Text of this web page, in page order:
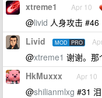
xtreme1 Apr 10
@livid 人身攻击 #46
Livid MOD PRO
@xtreme1 谢谢。那
HkMuxxx Apr 10
@shilianmlxg #31